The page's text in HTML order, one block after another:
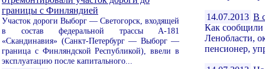
границы с Финляндией
Участок дороги Выборг — Светогорск, входящей
в состав федеральной трассы А-181
«Скандинавия» (Санкт-Петербург — Выборг —
граница с Финляндской Республикой), ввели в
эксплуатацию после капитального...
14.07.2013 В
Как
Ленобласти,
пенсионер,